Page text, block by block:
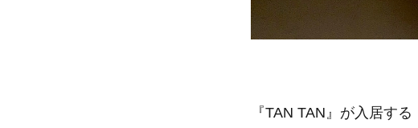
『TAN TAN』が入居す